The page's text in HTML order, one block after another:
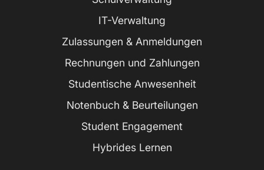
IT-Verwaltung
Zulassungen & Anmeldungen
Rechnungen und Zahlungen
Studentische Anwesenheit
Notenbuch & Beurteilungen
Student Engagement
Hybrides Lernen